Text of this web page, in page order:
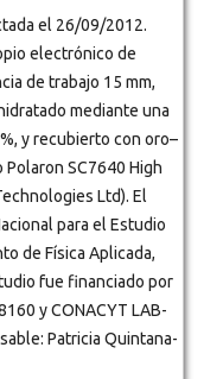
el 26/09/2012.
electrónico de
de trabajo 15 mm,
mediante una
y recubierto con oro–
SC7640 High
Ltd). El
para el Estudio
de Física Aplicada,
fue financiado por
y CONACYT LAB-
Patricia Quintana-